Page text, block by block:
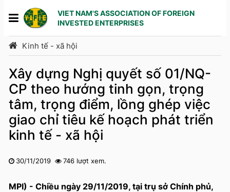
VIET NAM'S ASSOCIATION OF FOREIGN
INVESTED ENTERPRISES
Kinh tế - xã hội
Xây dựng Nghị quyết số 01/NQ-
CP theo hướng tinh gọn, trọng
tâm, trọng điểm, lồng ghép việc
giao chỉ tiêu kế hoạch phát triển
kinh tế - xã hội
30/11/2019
746 lượt xem.
MPI) - Chiều ngày 29/11/2019, tại trụ sở Chính phủ,